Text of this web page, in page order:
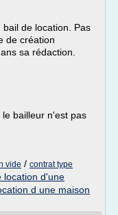
de location. Pas
de création
sa rédaction.
bailleur n'est pas
vide / contrat type
location d'une
d une maison